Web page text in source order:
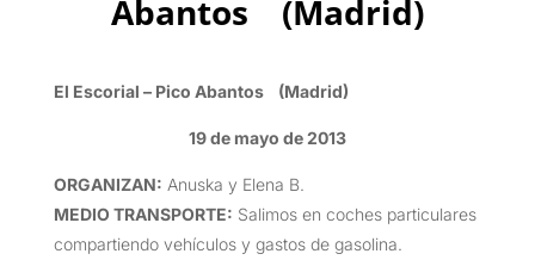
Abantos (Madrid)
El Escorial – Pico Abantos (Madrid)
19 de mayo de 2013
ORGANIZAN: Anuska y Elena B.
MEDIO TRANSPORTE: Salimos en coches particulares
compartiendo vehículos y gastos de gasolina.